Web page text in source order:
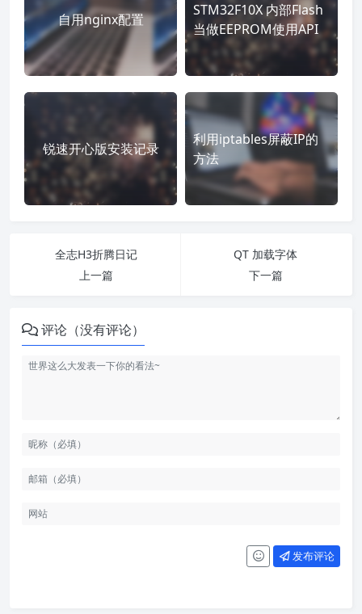
自用nginx配置
STM32F10X 内部Flash
当做EEPROM使用API
锐速开心版安装记录
利用iptables屏蔽IP的
方法
全志H3折腾日记
上一篇
QT 加载字体
下一篇
评论（没有评论）
发布评论